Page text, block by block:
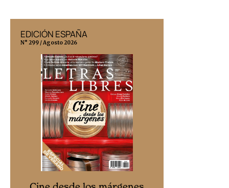
EDICIÓN ESPAÑA
N° 299 / Agosto 2026